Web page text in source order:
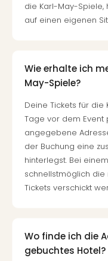
die Karl-May-
auf einen eigenen
Wie erhalte ich
May-Spiele?
Deine Tickets für
Tage vor dem Event
angegebene
der Buchung eine
hinterlegst. Bei
schnellstmöglich
Tickets verschickt
Wo finde ich die
gebuchtes Hotel?